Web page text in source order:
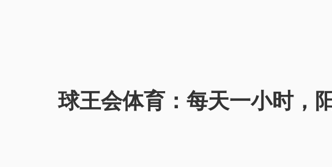
球王会体育：每天一小时，